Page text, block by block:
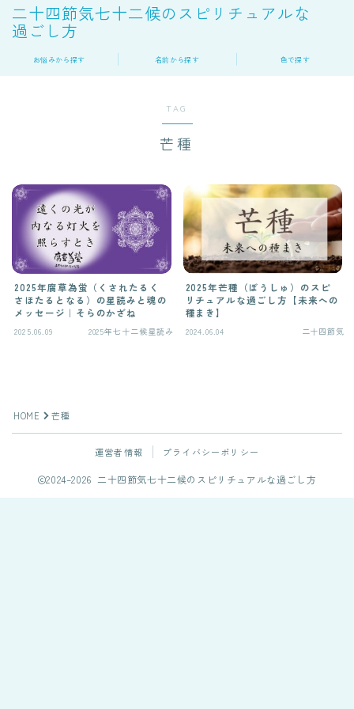
二十四節気七十二候のスピリチュアルな
過ごし方
お悩みから探す 名前から探す 色で探す
TAG
芒種
2025年腐草為蛍（くされたるく
さほたるとなる）の星読みと魂の
メッセージ｜そらのかざね
2025.06.09 2025年七十二候星読み
2025年芒種（ぼうしゅ）のスピ
リチュアルな過ごし方【未来への
種まき】
2024.06.04 二十四節気
HOME 芒種
運営者情報 プライバシーポリシー
2024–2026 二十四節気七十二候のスピリチュアルな過ごし方